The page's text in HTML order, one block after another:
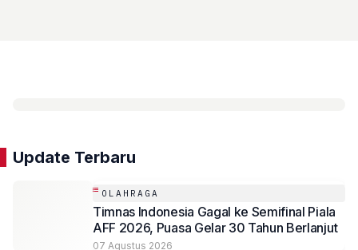
Update Terbaru
OLAHRAGA
Timnas Indonesia Gagal ke Semifinal Piala
AFF 2026, Puasa Gelar 30 Tahun Berlanjut
07 Agustus 2026